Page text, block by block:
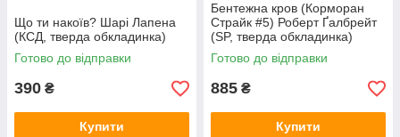
Що ти накоїв? Шарі Лапена
(КСД, тверда обкладинка)
Готово до відправки
390 ₴
Купити
Бентежна кров (Корморан
Страйк #5) Роберт Ґалбрейт
(SP, тверда обкладинка)
Готово до відправки
885 ₴
Купити